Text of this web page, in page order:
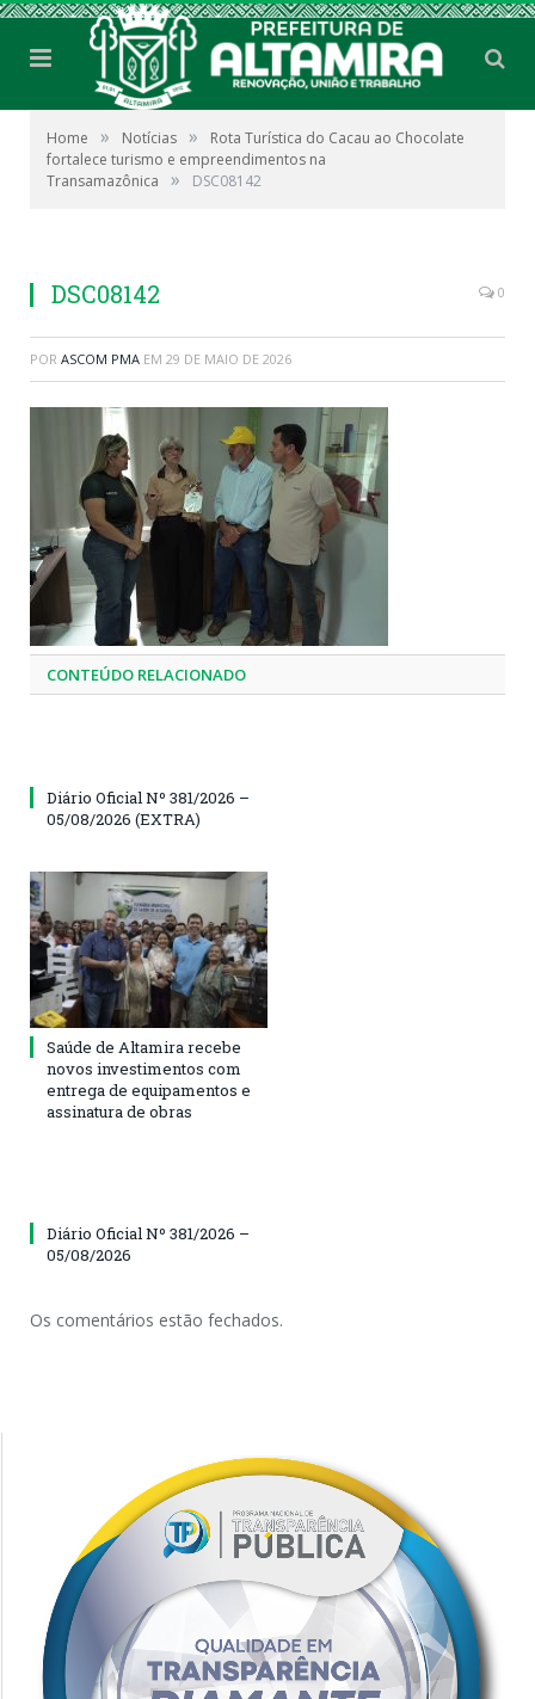
Home » Notícias »
Rota Turística do Cacau ao Chocolate
fortalece turismo e empreendimentos na
Transamazônica
» DSC08142
DSC08142 0
POR ASCOM PMA EM 29 DE MAIO DE 2026
CONTEÚDO RELACIONADO
Diário Oficial Nº 381/2026 –
05/08/2026 (EXTRA)
Saúde de Altamira recebe
novos investimentos com
entrega de equipamentos e
assinatura de obras
Diário Oficial Nº 381/2026 –
05/08/2026
Os comentários estão fechados.